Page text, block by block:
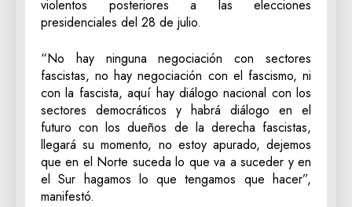
violentos posteriores a las elecciones
presidenciales del 28 de julio.
“No hay ninguna negociación con sectores
fascistas, no hay negociación con el fascismo, ni
con la fascista, aquí hay diálogo nacional con los
sectores democráticos y habrá diálogo en el
futuro con los dueños de la derecha fascistas,
llegará su momento, no estoy apurado, dejemos
que en el Norte suceda lo que va a suceder y en
el Sur hagamos lo que tengamos que hacer”,
manifestó.